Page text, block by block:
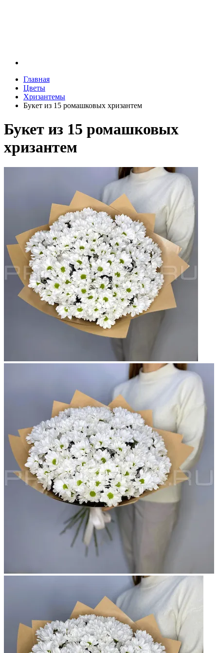
Главная
Цветы
Хризантемы
Букет из 15 ромашковых хризантем
Букет из 15 ромашковых
хризантем